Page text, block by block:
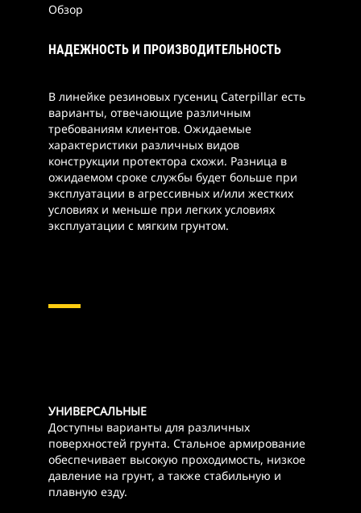
Обзор
НАДЕЖНОСТЬ И ПРОИЗВОДИТЕЛЬНОСТЬ
В линейке резиновых гусениц Caterpillar есть
варианты, отвечающие различным
требованиям клиентов. Ожидаемые
характеристики различных видов
конструкции протектора схожи. Разница в
ожидаемом сроке службы будет больше при
эксплуатации в агрессивных и/или жестких
условиях и меньше при легких условиях
эксплуатации с мягким грунтом.
УНИВЕРСАЛЬНЫЕ
Доступны варианты для различных
поверхностей грунта. Стальное армирование
обеспечивает высокую проходимость, низкое
давление на грунт, а также стабильную и
плавную езду.